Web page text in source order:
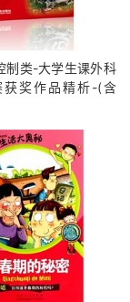
制类-大学生课外科
获奖作品精析-(含